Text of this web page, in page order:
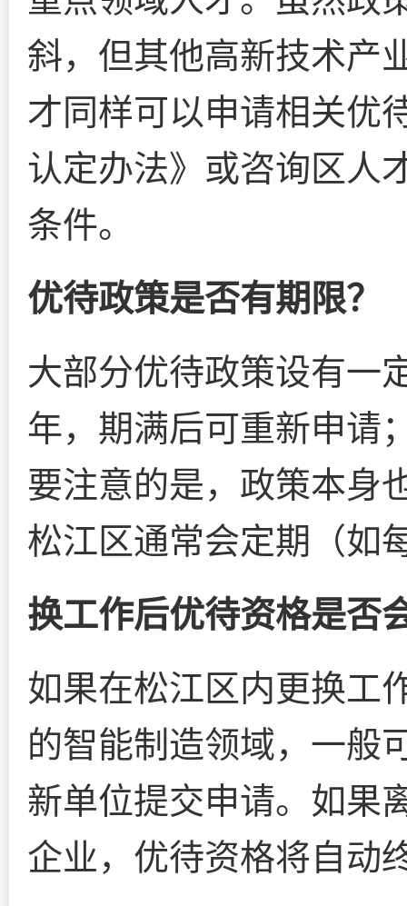
斜，但其他高新技术产
才同样可以申请相关优
认定办法》或咨询区人
条件。
优待政策是否有期限？
大部分优待政策设有一
年，期满后可重新申请
要注意的是，政策本身
松江区通常会定期（如
换工作后优待资格是否
如果在松江区内更换工
的智能制造领域，一般
新单位提交申请。如果
企业，优待资格将自动